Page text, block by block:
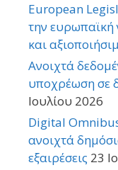
European
την ευρωπαϊκή
και
Ανοιχτά
υποχρέωση σε
Ιουλίου 2026
Digital
ανοιχτά
εξαιρέσεις 23